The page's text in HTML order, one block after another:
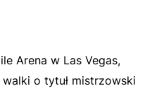
Arena w Las Vegas,
o tytuł mistrzowski